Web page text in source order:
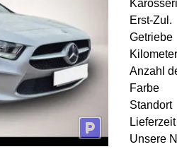
Erst-Zul.
Getriebe
Anzahl
Farbe
Standort
Lieferzeit
Unsere